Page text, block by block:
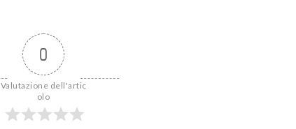
0
Valutazione dell'artic
olo